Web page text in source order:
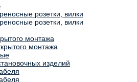
розетки, вилки
розетки, вилки
монтажа
монтажа
изделий